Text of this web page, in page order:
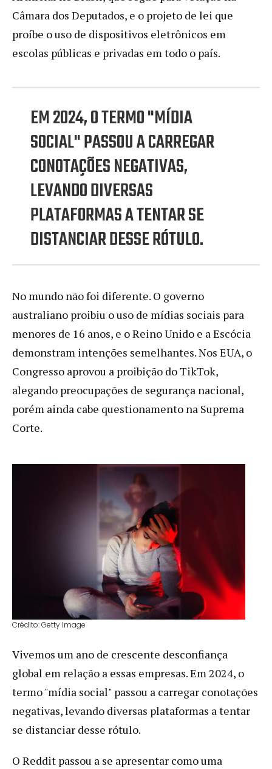
Câmara dos Deputados, e o projeto de lei que
proíbe o uso de dispositivos eletrônicos em
escolas públicas e privadas em todo o país.
EM 2024, O TERMO "MÍDIA
SOCIAL" PASSOU A CARREGAR
CONOTAÇÕES NEGATIVAS,
LEVANDO DIVERSAS
PLATAFORMAS A TENTAR SE
DISTANCIAR DESSE RÓTULO.
No mundo não foi diferente. O governo
australiano proibiu o uso de mídias sociais para
menores de 16 anos, e o Reino Unido e a Escócia
demonstram intenções semelhantes. Nos EUA, o
Congresso aprovou a proibição do TikTok,
alegando preocupações de segurança nacional,
porém ainda cabe questionamento na Suprema
Corte.
Crédito: Getty Image
Vivemos um ano de crescente desconfiança
global em relação a essas empresas. Em 2024, o
termo "mídia social" passou a carregar conotações
negativas, levando diversas plataformas a tentar
se distanciar desse rótulo.
O Reddit passou a se apresentar como uma